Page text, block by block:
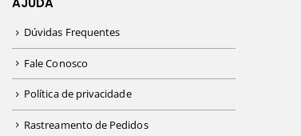
Dúvidas Frequentes
Fale Conosco
Política de privacidade
Rastreamento de Pedidos